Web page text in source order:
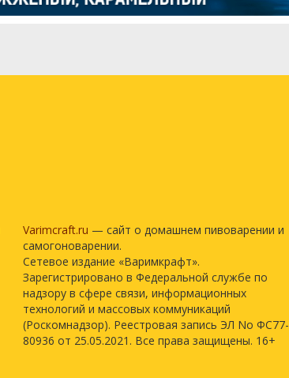
Varimcraft.ru — сайт о домашнем пивоварении и
самогоноварении.
Сетевое издание «Варимкрафт».
Зарегистрировано в Федеральной службе по
надзору в сфере связи, информационных
технологий и массовых коммуникаций
(Роскомнадзор). Реестровая запись ЭЛ No ФС77-
80936 от 25.05.2021. Все права защищены. 16+